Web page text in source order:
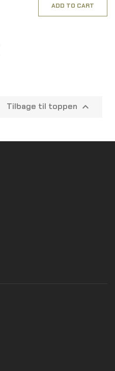
ADD TO CART
Tilbage til toppen 